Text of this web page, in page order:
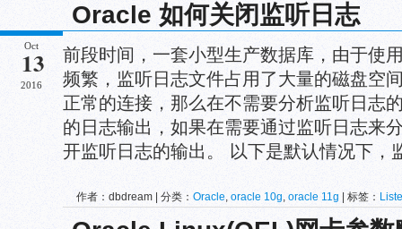
Oracle 如何关闭监听日志
Oct
13
2016
前段时间，一套小型生产数据库，由于使
频繁，监听日志文件占用了大量的磁盘空
正常的连接，那么在不需要分析监听日志
的日志输出，如果在需要通过监听日志来
开监听日志的输出。 以下是默认情况下，
作者：dbdream | 分类： Oracle, oracle 10g, oracle 11g | 标签：